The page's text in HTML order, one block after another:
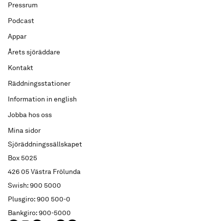
Sjöräddningssällskapet
Box 5025
426 05 Västra Frölunda
Swish: 900 5000
Plusgiro: 900 500-0
Bankgiro: 900-5000
Pressrum
Podcast
Appar
Årets sjöräddare
Kontakt
Räddningsstationer
Information in english
Jobba hos oss
Mina sidor